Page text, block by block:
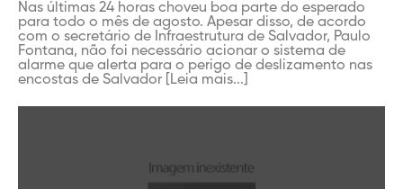
Nas últimas 24 horas choveu boa parte do esperado
para todo o mês de agosto. Apesar disso, de acordo
com o secretário de Infraestrutura de Salvador, Paulo
Fontana, não foi necessário acionar o sistema de
alarme que alerta para o perigo de deslizamento nas
encostas de Salvador [Leia mais...]